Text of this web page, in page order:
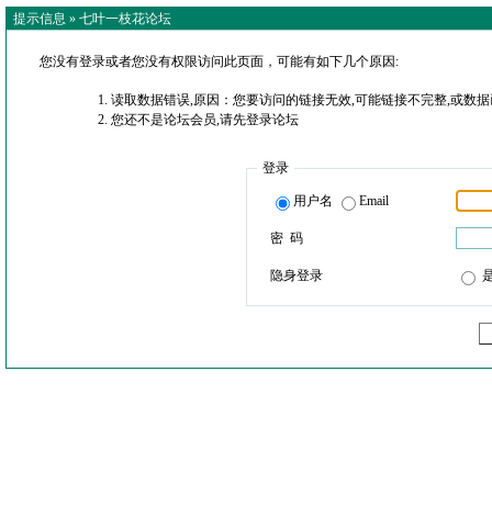
提示信息 » 七叶一枝花论坛
您没有登录或者您没有权限访问此页面，可能有如下几个原因:
读取数据错误,原因：您要访问的链接无效,可能链接不完整,或数
您还不是论坛会员,请先登录论坛
登录
用户名 Email
密 码
隐身登录